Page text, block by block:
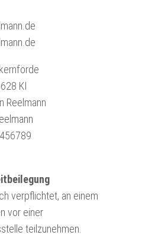
KI
Reelmann
verpflichtet, an einem
vor einer
teilzunehmen.